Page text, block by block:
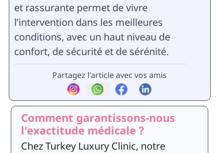
et rassurante permet de vivre
l’intervention dans les meilleures
conditions, avec un haut niveau de
confort, de sécurité et de sérénité.
Partagez l'article avec vos amis
Comment garantissons-nous
l'exactitude médicale ?
Chez Turkey Luxury Clinic, notre